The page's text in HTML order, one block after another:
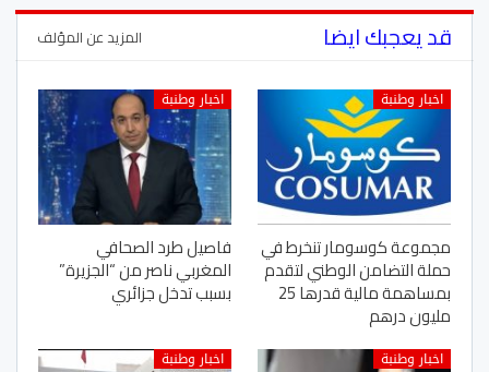
قد يعجبك ايضا المزيد عن المؤلف
اخبار وطنبة
مجموعة كوسومار تنخرط في
حملة التضامن الوطني لتقدم
بمساهمة مالية قدرها 25
مليون درهم
اخبار وطنبة
فاصيل طرد الصحافي
المغربي ناصر من “الجزيرة”
بسبب تدخل جزائري
اخبار وطنبة اخبار وطنبة